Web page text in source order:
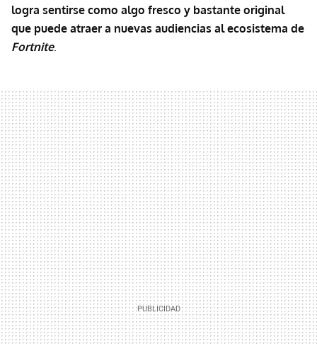
logra sentirse como algo fresco y bastante original
que puede atraer a nuevas audiencias al ecosistema de
Fortnite.